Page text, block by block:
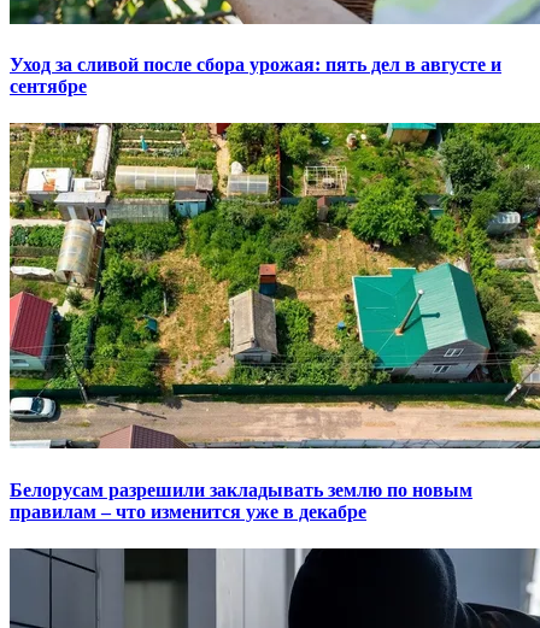
Уход за сливой после сбора урожая: пять дел в августе и
сентябре
Белорусам разрешили закладывать землю по новым
правилам – что изменится уже в декабре